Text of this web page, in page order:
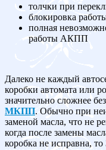
толчки при
блокировка
полная
работы АКПП
Далеко не каждый
коробки автомата или
значительно сложнее
МКПП. Обычно при
заменой масла, что не
когда после замены
коробка не